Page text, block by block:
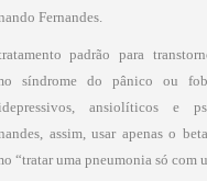
Fernandes.
padrão para
síndrome do pânico ou
ansiolíticos e
assim, usar apenas o
“tratar uma pneumonia só com